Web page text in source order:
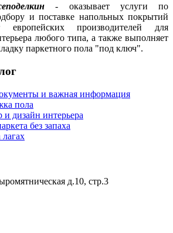
- оказывает услуги по
и поставке напольных покрытий
европейских производителей для
любого типа, а также выполняет
паркетного пола "под ключ".
и важная информация
пола
и дизайн интерьера
без запаха
д.10, стр.3